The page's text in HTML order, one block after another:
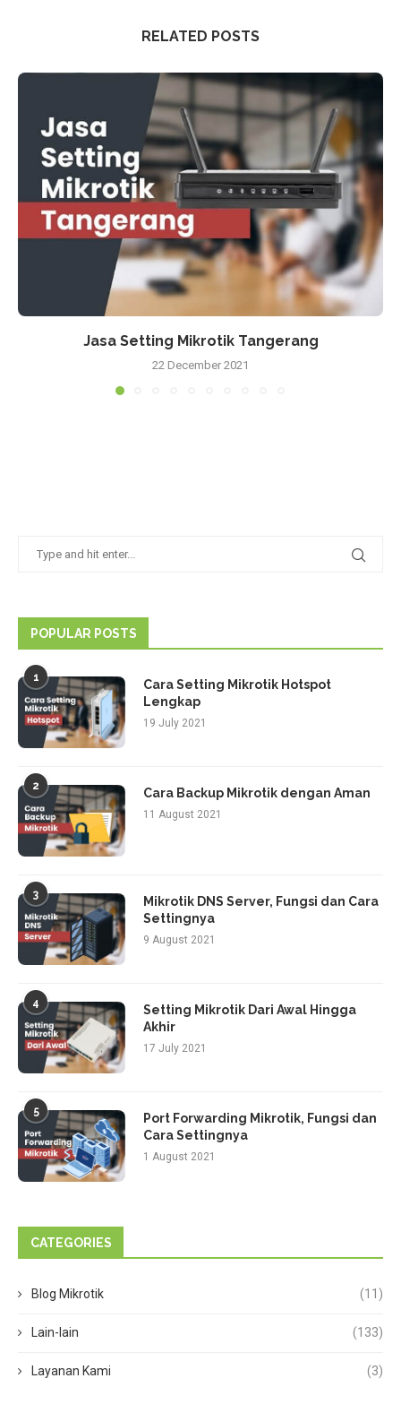
RELATED POSTS
Jasa Setting Mikrotik Tangerang
22 December 2021
POPULAR POSTS
1
Cara Setting Mikrotik Hotspot
Lengkap
19 July 2021
2 Cara Backup Mikrotik dengan Aman
11 August 2021
3
Mikrotik DNS Server, Fungsi dan Cara
Settingnya
9 August 2021
4
Setting Mikrotik Dari Awal Hingga
Akhir
17 July 2021
5
Port Forwarding Mikrotik, Fungsi dan
Cara Settingnya
1 August 2021
CATEGORIES
Blog Mikrotik (11)
Lain-lain (133)
Layanan Kami (3)